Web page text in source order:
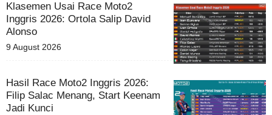
Klasemen Usai Race Moto2
Inggris 2026: Ortola Salip David
Alonso
9 August 2026
Hasil Race Moto2 Inggris 2026:
Filip Salac Menang, Start Keenam
Jadi Kunci